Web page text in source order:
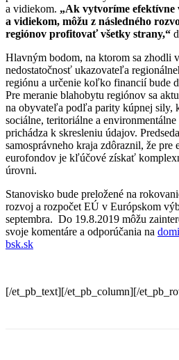
a vidiekom. „Ak vytvoríme efektívne
a vidiekom, môžu z následného
regiónov profitovať všetky strany,“
Hlavným bodom, na ktorom sa zhodli
nedostatočnosť ukazovateľa
regiónu a určenie koľko financií bude
Pre meranie blahobytu regiónov sa
na obyvateľa podľa parity kúpnej sily,
sociálne, teritoriálne a
prichádza k skresleniu údajov.
samosprávneho kraja zdôraznil, že pre
eurofondov je kľúčové získať
úrovni.
Stanovisko bude preložené na
rozvoj a rozpočet EÚ v Európskom
septembra. Do 19.8.2019 môžu
svoje komentáre a odporúčania na
bsk.sk
[/et_pb_text][/et_pb_column][/